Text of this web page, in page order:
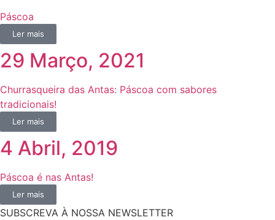
Páscoa
Ler mais
29 Março, 2021
Churrasqueira das Antas: Páscoa com sabores
tradicionais!
Ler mais
4 Abril, 2019
Páscoa é nas Antas!
Ler mais
SUBSCREVA À NOSSA NEWSLETTER